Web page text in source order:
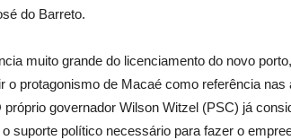
do Barreto.
muito grande do licenciamento do novo
o protagonismo de Macaé como referência nas
próprio governador Wilson Witzel (PSC) já
suporte político necessário para fazer o